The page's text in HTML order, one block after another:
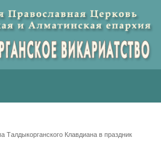
Талдыкорганского Клавдиана в праздник